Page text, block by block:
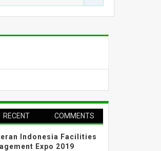
RECENT COMMENTS
Indonesia Facilities
Expo 2019